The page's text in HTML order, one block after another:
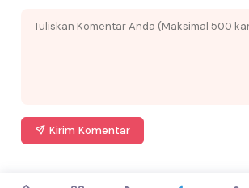
Kirim Komentar